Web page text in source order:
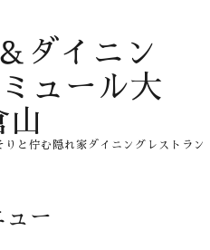
ダイニン
ュール大
山
と佇む隠れ家ダイニングレストラン
ュー